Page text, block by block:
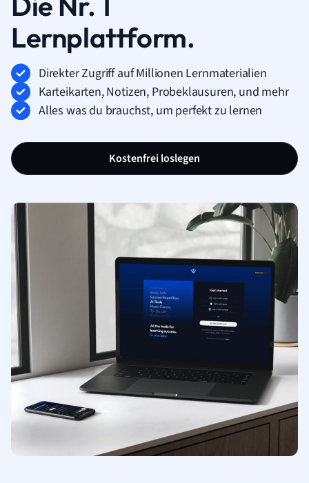
Lernplattform.
Direkter Zugriff auf Millionen Lernmaterialien
Karteikarten, Notizen, Probeklausuren, und mehr
Alles was du brauchst, um perfekt zu lernen
Kostenfrei loslegen